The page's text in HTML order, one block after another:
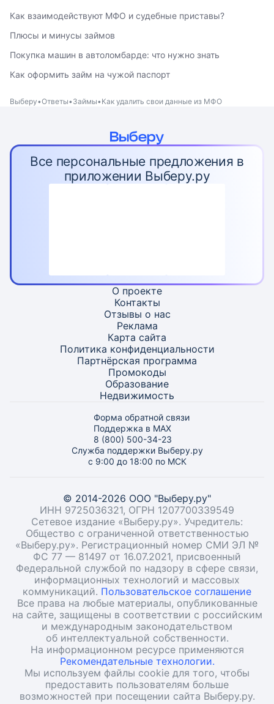
Как взаимодействуют МФО и судебные приставы?
Плюсы и минусы займов
Покупка машин в автоломбарде: что нужно знать
Как оформить займ на чужой паспорт
Выберу Ответы Займы Как удалить свои данные из МФО
Все персональные предложения в
приложении Выберу.ру
О проекте
Контакты
Отзывы о нас
Реклама
Карта сайта
Политика конфиденциальности
Партнёрская программа
Промокоды
Образование
Недвижимость
Форма обратной связи
Поддержка в MAX
8 (800) 500-34-23
Служба поддержки Выберу.ру
с 9:00 до 18:00 по МСК
© 2014-2026 ООО "Выберу.ру"
ИНН 9725036321, ОГРН 1207700339549
Сетевое издание «Выберу.ру». Учредитель:
Общество с ограниченной ответственностью
«Выберу.ру». Регистрационный номер СМИ ЭЛ №
ФС 77 — 81497 от 16.07.2021, присвоенный
Федеральной службой по надзору в сфере связи,
информационных технологий и массовых
коммуникаций. Пользовательское соглашение
Все права на любые материалы, опубликованные
на сайте, защищены в соответствии с российским
и международным законодательством
об интеллектуальной собственности.
На информационном ресурсе применяются
Рекомендательные технологии.
Мы используем файлы cookie для того, чтобы
предоставить пользователям больше
возможностей при посещении сайта Выберу.ру.